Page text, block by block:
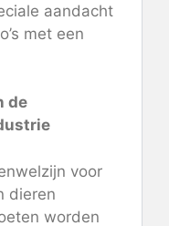
aandacht
met een
de
voor
dieren
worden